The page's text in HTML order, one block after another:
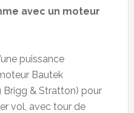
avec un moteur
puissance
Bautek
& Stratton) pour
vol, avec tour de